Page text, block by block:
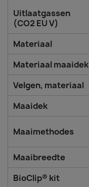
Uitlaatgassen
(CO2 EU V)
Materiaal
Materiaal maaidek
Velgen, materiaal
Maaidek
Maaimethodes
Maaibreedte
BioClip® kit